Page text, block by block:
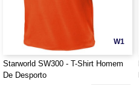
W1
Starworld SW300 - T-Shirt Homem
De Desporto